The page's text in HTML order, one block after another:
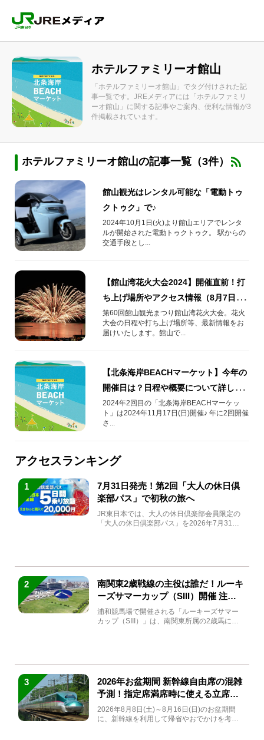
ホテルファミリーオ館山
「ホテルファミリーオ館山」でタグ付けされた記
事一覧です。JREメディアには「ホテルファミリ
ーオ館山」に関する記事やご案内、便利な情報が3
件掲載されています。
ホテルファミリーオ館山の記事一覧（3件）
館山観光はレンタル可能な「電動トゥ
クトゥク」で♪
2024年10月1日(火)より館山エリアでレンタ
ルが開始された電動トゥクトゥク。 駅からの
交通手段とし...
【館山湾花火大会2024】開催直前！打
ち上げ場所やアクセス情報（8月7日更
新）
第60回館山観光まつり館山湾花火大会。花火
大会の日程や打ち上げ場所等、最新情報をお
届けいたします。館山で...
【北条海岸BEACHマーケット】今年の
開催日は？日程や概要について詳しく
ご紹介♪
2024年2回目の「北条海岸BEACHマーケッ
ト」は2024年11月17日(日)開催♪ 年に2回開催
さ...
アクセスランキング
1
7月31日発売！第2回「大人の休日倶
楽部パス」で初秋の旅へ
JR東日本では、大人の休日倶楽部会員限定の
「大人の休日倶楽部パス」を2026年7月31日
2
南関東2歳戦線の主役は誰だ！ルーキ
ーズサマーカップ（SIII）開催 注目
馬と見どころをチェック
浦和競馬場で開催される「ルーキーズサマー
カップ（SIII）」は、南関東所属の2歳馬によ
3
2026年お盆期間 新幹線自由席の混雑
予測！指定席満席時に使える立席特
急券も解説
2026年8月8日(土)～8月16日(日)のお盆期間
に、新幹線を利用して帰省やおでかけを考え